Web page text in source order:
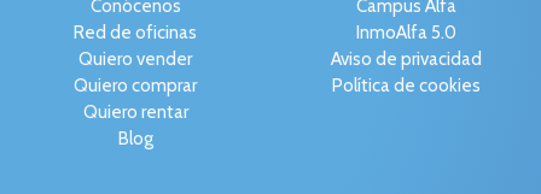
Conócenos
Red de oficinas
Quiero vender
Quiero comprar
Quiero rentar
Blog
Campus Alfa
InmoAlfa 5.0
Aviso de privacidad
Política de cookies